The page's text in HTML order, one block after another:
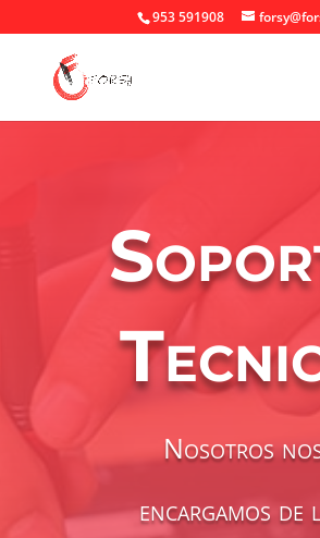
953 591908
Nosotros
encargamos de